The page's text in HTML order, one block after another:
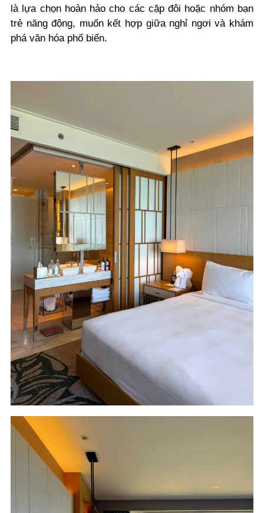
là lựa chọn hoàn hảo cho các cặp đôi hoặc nhóm bạn
trẻ năng động, muốn kết hợp giữa nghỉ ngơi và khám
phá văn hóa phố biển.